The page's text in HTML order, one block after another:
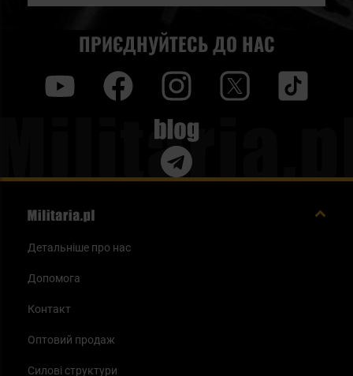
ПРИЄДНУЙТЕСЬ ДО НАС
Blog
Детальніше про нас
Допомога
Контакт
Оптовий продаж
Силові структури